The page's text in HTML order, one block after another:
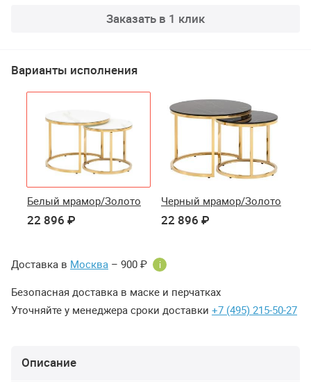
Заказать в 1 клик
Варианты исполнения
Белый мрамор/Золото
22 896 ₽
Черный мрамор/Золото
22 896 ₽
Доставка в Москва – 900 ₽ i
Безопасная доставка в маске и перчатках
Уточняйте у менеджера сроки доставки +7 (495) 215-50-27
Описание